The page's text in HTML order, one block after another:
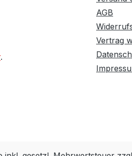
.
AGB
Vertrag